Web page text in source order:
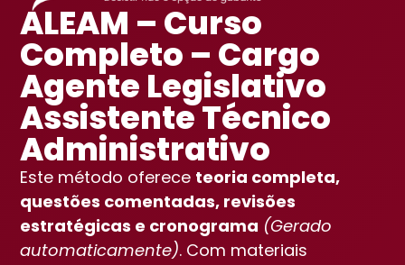
ALEAM – Curso
Completo – Cargo
Agente Legislativo
Assistente Técnico
Administrativo
Este método oferece teoria completa,
questões comentadas, revisões
estratégicas e cronograma (Gerado
automaticamente). Com materiais